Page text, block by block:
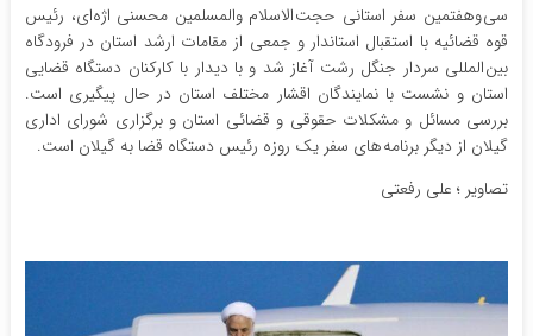
سی وهفتمین سفر استانی حجت الاسلام والمسلمین محسنی اژه‌ای، رئیس
قوه قضائیه با استقبال استاندار و جمعی از مقامات ارشد استان در فرودگاه
بین المللی سردار جنگل رشت آغاز شد و با دیدار با کارکنان دستگاه قضایی
استان و نشست با نمایندگان اقشار مختلف استان در حال پیگیری است.
بررسی مسائل و مشکلات حقوقی و قضائی استان و برگزاری شورای اداری
گیلان از دیگر برنامه های سفر یک روزه رئیس دستگاه قضا به گیلان است.
تصاویر ؛ علی رفعتی